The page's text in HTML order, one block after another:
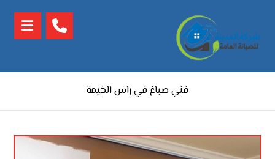
فني صباغ في راس الخيمة